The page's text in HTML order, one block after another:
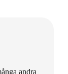
andra